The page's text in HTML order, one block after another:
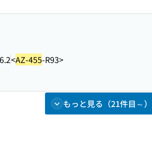
<AZ-455-R93>
もっと見る（21件目～）